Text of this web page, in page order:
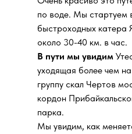
по воде. Мы стартуем
быстроходных катера
около 30-40 км. в час.
В пути мы увидим
уходящая более чем
группу скал Чертов
кордон
парка.
Мы увидим, как